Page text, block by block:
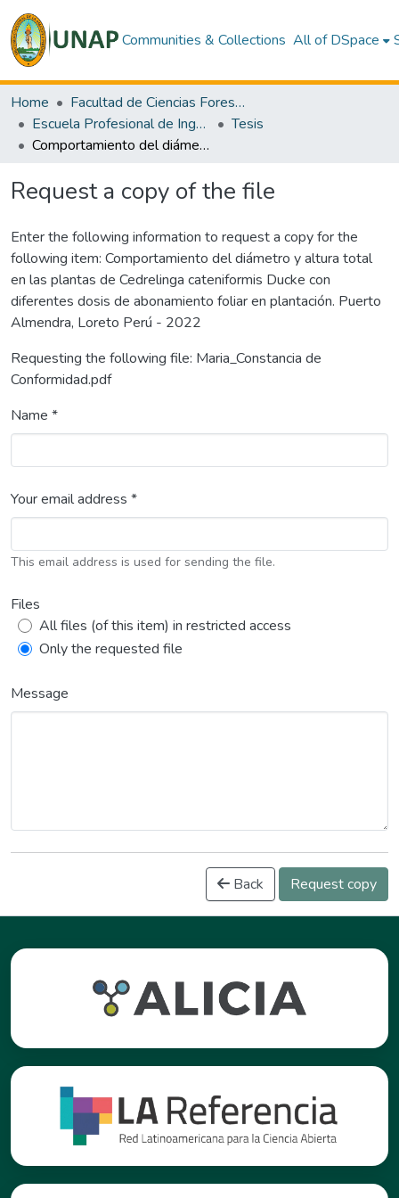
Communities & Collections All of DSpace
Home
Facultad de Ciencias Forestales
Escuela Profesional de Ingeniería en Ecología de Bosques Tropicales
Tesis
Comportamiento del diámetro y altura total en las plantas de Cedrelinga cateniformis Ducke con diferentes dosis de abonamiento foliar en plantación. Puerto Almendra, Loreto Perú - 2022
Request a copy of the file
Enter the following information to request a copy for the
following item: Comportamiento del diámetro y altura total
en las plantas de Cedrelinga cateniformis Ducke con
diferentes dosis de abonamiento foliar en plantación. Puerto
Almendra, Loreto Perú - 2022
Requesting the following file: Maria_Constancia de
Conformidad.pdf
Name *
Your email address *
This email address is used for sending the file.
Files
All files (of this item) in restricted access
Only the requested file
Message
Back Request copy